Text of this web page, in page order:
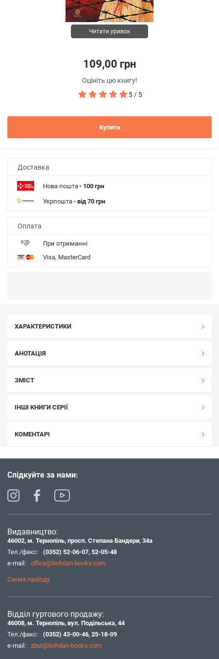
Читати уривок
109,00 грн
Оцініть цю книгу!
5 / 5
Купити
Доставка
Нова пошта- 100 грн
Укрпошта- від 70 грн
Оплата
При отриманні
Visa, MasterCard
ХАРАКТЕРИСТИКИ
АНОТАЦІЯ
ЗМІСТ
ІНШІ КНИГИ СЕРІЇ
КОМЕНТАРІ
Слідкуйте за нами:
Видавництво:
46002, м. Тернопіль, просп. Степана Бандери, 34а
Тел./факс:
(0352) 52-06-07, 52-05-48
e-mail:
office@bohdan-books.com
Схема проїзду
Відділ гуртового продажу:
46008, м. Тернопіль, вул. Подільська, 44
Тел./факс:
(0352) 43-00-46, 25-18-09
e-mail:
zbut@bohdan-books.com